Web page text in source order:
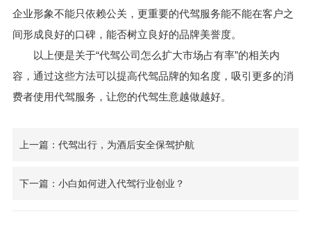
企业形象不能只依赖公关，更重要的代驾服务能不能在客户之
间形成良好的口碑，能否树立良好的品牌美誉度。
以上便是关于“代驾公司怎么扩大市场占有率”的相关内
容，通过这些方法可以提高代驾品牌的知名度，吸引更多的消
费者使用代驾服务，让您的代驾生意越做越好。
上一篇：代驾出行，为酒后安全保驾护航
下一篇：小白如何进入代驾行业创业？